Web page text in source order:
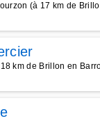
(à 17 km de
km de Brillon en